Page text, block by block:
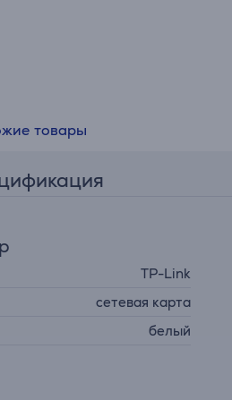
товары
TP-Link
сетевая карта
белый